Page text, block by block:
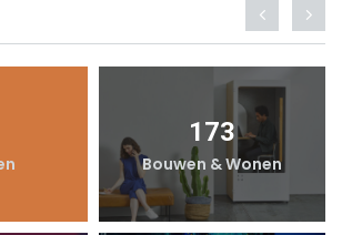
173
Bouwen & Wonen